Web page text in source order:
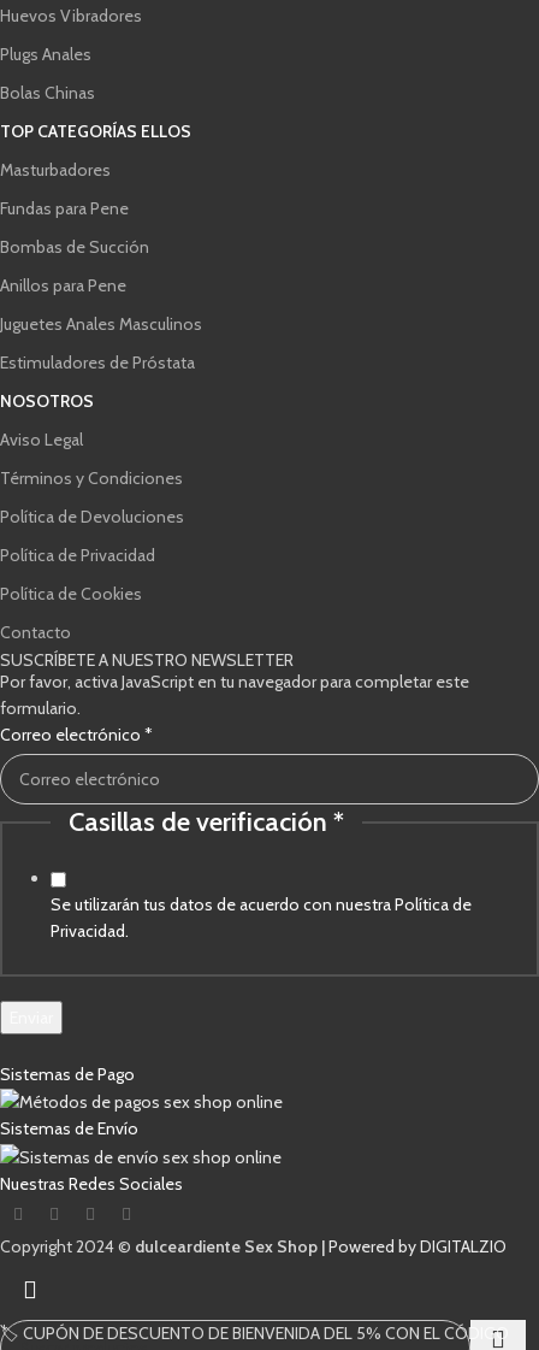
Huevos Vibradores
Plugs Anales
Bolas Chinas
TOP CATEGORÍAS ELLOS
Masturbadores
Fundas para Pene
Bombas de Succión
Anillos para Pene
Juguetes Anales Masculinos
Estimuladores de Próstata
NOSOTROS
Aviso Legal
Términos y Condiciones
Política de Devoluciones
Política de Privacidad
Política de Cookies
Contacto
SUSCRÍBETE A NUESTRO NEWSLETTER
Por favor, activa JavaScript en tu navegador para completar este
formulario.
Casillas
electrónico
Correo
Correo electrónico *
Casillas de verificación *
Se utilizarán tus datos de acuerdo con nuestra Política de
Privacidad.
Sistemas de Pago
Sistemas de Envío
Nuestras Redes Sociales
Copyright 2024 © dulceardiente Sex Shop |Powered by DIGITALZIO
🏷️ CUPÓN DE DESCUENTO DE BIENVENIDA DEL 5% CON EL CÓDIGO